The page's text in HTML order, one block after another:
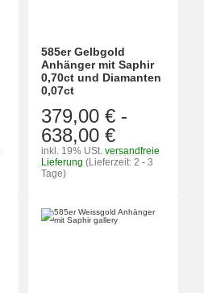
585er Gelbgold
Anhänger mit Saphir
0,70ct und Diamanten
0,07ct
379,00 € -
638,00 €
inkl. 19% USt. versandfreie
Lieferung (Lieferzeit: 2 - 3
Tage)